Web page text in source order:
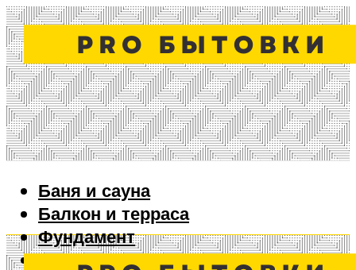
Баня и сауна
Балкон и терраса
Фундамент
Ворота и забор